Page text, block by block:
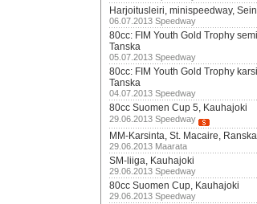
Harjoitusleiri, minispeedway,
06.07.2013 Speedway
80cc: FIM Youth Gold Trophy
Tanska
05.07.2013 Speedway
80cc: FIM Youth Gold Trophy
Tanska
04.07.2013 Speedway
80cc Suomen Cup 5, Kauhajoki
29.06.2013 Speedway
MM-Karsinta, St. Macaire, Ranska
29.06.2013 Maarata
SM-liiga, Kauhajoki
29.06.2013 Speedway
80cc Suomen Cup, Kauhajoki
29.06.2013 Speedway